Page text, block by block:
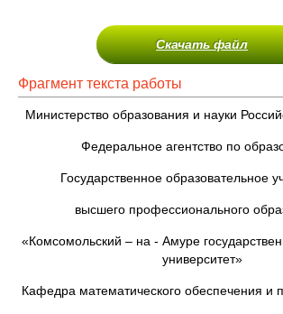
Скачать файл
Фрагмент текста работы
Министерство образования и науки
Федеральное агентство по
Государственное образовательное
высшего профессионального
«Комсомольский – на - Амуре
университет»
Кафедра математического обеспечения